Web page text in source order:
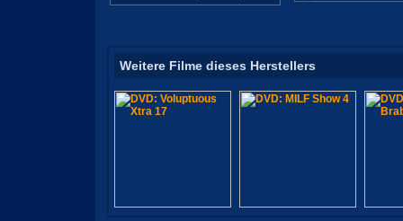
Weitere Filme dieses Herstellers